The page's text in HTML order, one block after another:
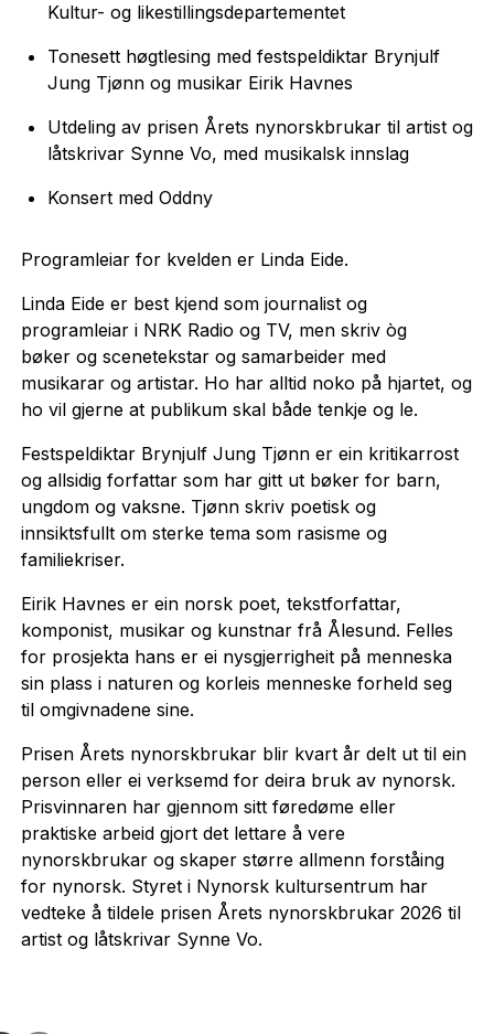
Kultur- og likestillingsdepartementet
Tonesett høgtlesing med festspeldiktar Brynjulf
Jung Tjønn og musikar Eirik Havnes
Utdeling av prisen Årets nynorskbrukar til artist og
låtskrivar Synne Vo, med musikalsk innslag
Konsert med Oddny
Programleiar for kvelden er Linda Eide.
Linda Eide er best kjend som journalist og
programleiar i NRK Radio og TV, men skriv òg
bøker og scenetekstar og samarbeider med
musikarar og artistar. Ho har alltid noko på hjartet, og
ho vil gjerne at publikum skal både tenkje og le.
Festspeldiktar Brynjulf Jung Tjønn er ein kritikarrost
og allsidig forfattar som har gitt ut bøker for barn,
ungdom og vaksne. Tjønn skriv poetisk og
innsiktsfullt om sterke tema som rasisme og
familiekriser.
Eirik Havnes er ein norsk poet, tekstforfattar,
komponist, musikar og kunstnar frå Ålesund. Felles
for prosjekta hans er ei nysgjerrigheit på menneska
sin plass i naturen og korleis menneske forheld seg
til omgivnadene sine.
Prisen Årets nynorskbrukar blir kvart år delt ut til ein
person eller ei verksemd for deira bruk av nynorsk.
Prisvinnaren har gjennom sitt føredøme eller
praktiske arbeid gjort det lettare å vere
nynorskbrukar og skaper større allmenn forståing
for nynorsk. Styret i Nynorsk kultursentrum har
vedteke å tildele prisen Årets nynorskbrukar 2026 til
artist og låtskrivar Synne Vo.